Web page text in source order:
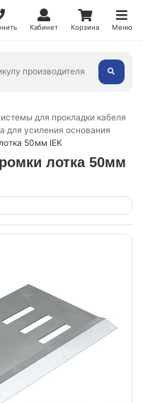
Кабинет Корзина Меню
для прокладки кабеля
для усиления основания
50мм IEK
лотка 50мм